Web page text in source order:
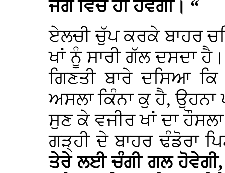
ਜੰਗ ਵਿੱਚ ਹੀ ਹੋਵੇਗੀ। “
ਏਲਚੀ ਚੁੱਪ ਕਰਕੇ ਬਾਹਰ
ਖਾਂ ਨੂੰ ਸਾਰੀ ਗੱਲ ਦਸਦਾ
ਗਿਣਤੀ ਬਾਰੇ ਦਸਿਆ
ਅਸਲਾ ਕਿੰਨਾ ਕੁ ਹੈ,
ਸੁਣ ਕੇ ਵਜੀਰ ਖਾਂ ਦਾ
ਗੜ੍ਹੀ ਦੇ ਬਾਹਰ ਢੰਡੋਰਾ
ਤੇਰੇ ਲਈ ਚੰਗੀ ਗਲ